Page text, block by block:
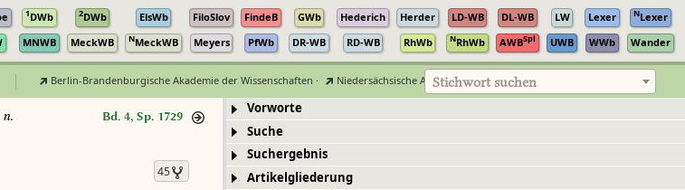
1DWb 2DWb ElsWb FiloSlov FindeB GWb Hederich Herder LD-WB DL-WB LW Lexer NLexer
MNWB MeckWB NMeckWB Meyers PfWb DR-WB RD-WB RhWb NRhWb AWBSpl UWB WWb Wander
Berlin-Brandenburgische Akademie der Wissenschaften · Niedersächsische Akademie der Wissenschaften zu Göttingen
Stichwort suchen
Bd. 4, Sp. 1729
45
Vorworte
Suche
Suchergebnis
Artikelgliederung